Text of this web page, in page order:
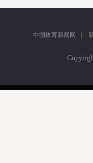
中国体育新闻网 |